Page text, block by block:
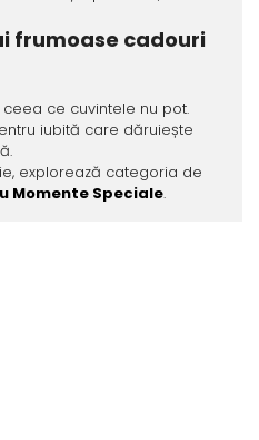
frumoase cadouri
ce cuvintele nu pot.
iubită care dăruiește
explorează categoria de
Momente Speciale.